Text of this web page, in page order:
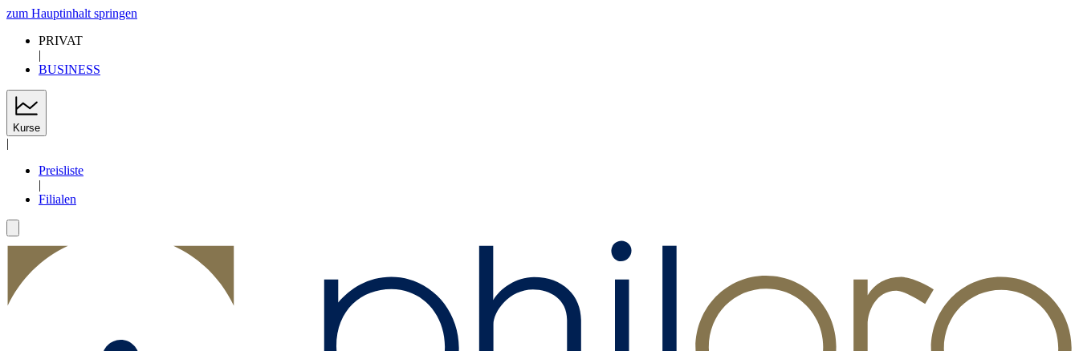
zum Hauptinhalt springen
PRIVAT
|
BUSINESS
Kurse
|
Preisliste
|
Filialen